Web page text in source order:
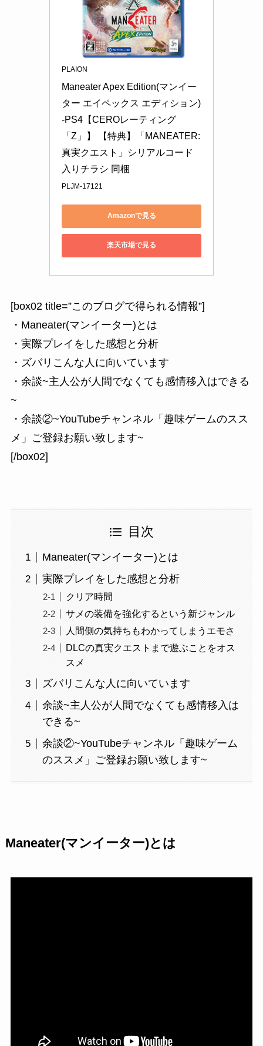
PLAION
Maneater Apex Edition(マンイー
ター エイペックス エディション)
-PS4【CEROレーティング
「Z」】 【特典】「MANEATER:
真実クエスト」シリアルコード
入りチラシ 同梱
PLJM-17121
Amazonで見る
楽天市場で見る
[box02 title=”このブログで得られる情報”]
・Maneater(マンイーター)とは
・実際プレイをした感想と分析
・ズバリこんな人に向いています
・余談~主人公が人間でなくても感情移入はできる
~
・余談②~YouTubeチャンネル「趣味ゲームのスス
メ」ご登録お願い致します~
[/box02]
目次
Maneater(マンイーター)とは
実際プレイをした感想と分析
クリア時間
サメの装備を強化するという新ジャンル
人間側の気持ちもわかってしまうエモさ
DLCの真実クエストまで遊ぶことをオス
スメ
ズバリこんな人に向いています
余談~主人公が人間でなくても感情移入は
できる~
余談②~YouTubeチャンネル「趣味ゲーム
のススメ」ご登録お願い致します~
Maneater(マンイーター)とは